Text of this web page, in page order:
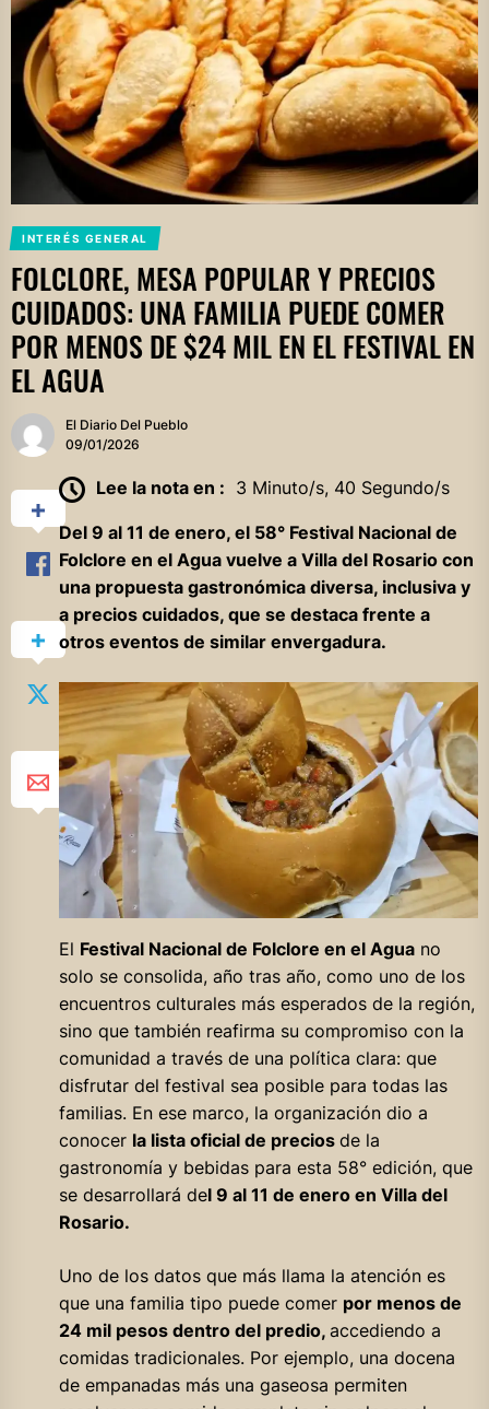
INTERÉS GENERAL
FOLCLORE, MESA POPULAR Y PRECIOS
CUIDADOS: UNA FAMILIA PUEDE COMER
POR MENOS DE $24 MIL EN EL FESTIVAL EN
EL AGUA
El Diario Del Pueblo
09/01/2026
Lee la nota en : 3 Minuto/s, 40 Segundo/s
Del 9 al 11 de enero, el 58° Festival Nacional de
Folclore en el Agua vuelve a Villa del Rosario con
una propuesta gastronómica diversa, inclusiva y
a precios cuidados, que se destaca frente a
otros eventos de similar envergadura.
El Festival Nacional de Folclore en el Aguano
solo se consolida, año tras año, como uno de los
encuentros culturales más esperados de la región,
sino que también reafirma su compromiso con la
comunidad a través de una política clara: que
disfrutar del festival sea posible para todas las
familias. En ese marco, la organización dio a
conocer la lista oficial de precios de la
gastronomía y bebidas para esta 58° edición, que
se desarrollará del 9 al 11 de enero en Villa del
Rosario.
Uno de los datos que más llama la atención es
que una familia tipo puede comer por menos de
24 mil pesos dentro del predio, accediendo a
comidas tradicionales. Por ejemplo, una docena
de empanadas más una gaseosa permiten